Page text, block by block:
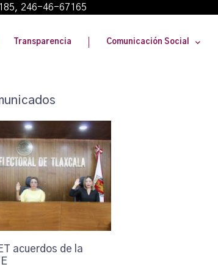
246-46-67165
Transparencia Comunicación Social
acuerdos de la